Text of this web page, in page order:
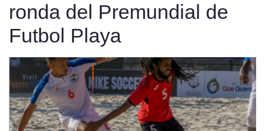
ronda del Premundial de
Futbol Playa